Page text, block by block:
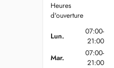
Heures
d'ouverture
Lun.
07:00-
21:00
Mar.
07:00-
21:00